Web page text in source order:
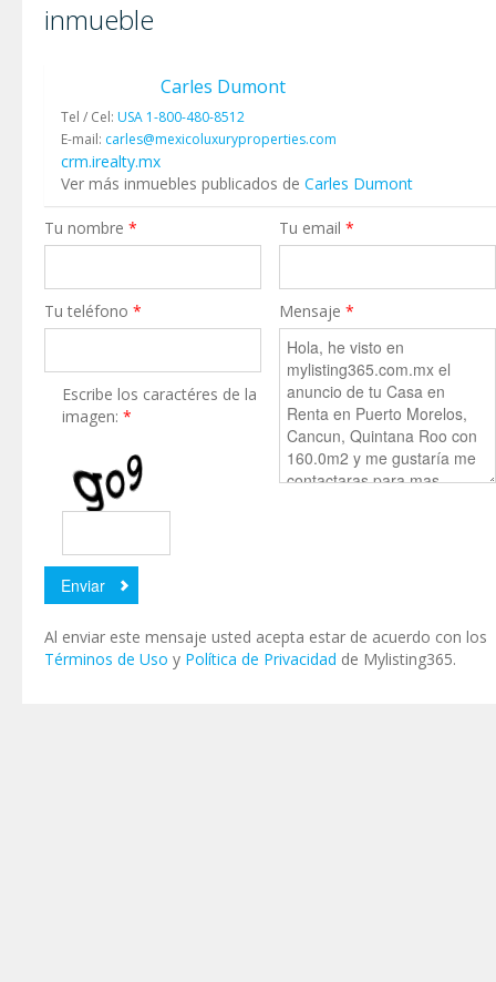
inmueble
Carles Dumont
Tel / Cel: USA 1-800-480-8512
E-mail: carles@mexicoluxuryproperties.com
crm.irealty.mx
Ver más inmuebles publicados de Carles Dumont
Tu nombre * Tu email*
Tu teléfono * Mensaje*
Escribe los caractéres de la
imagen:*
Al enviar este mensaje usted acepta estar de acuerdo con los
Términos de Uso y Política de Privacidad de Mylisting365.